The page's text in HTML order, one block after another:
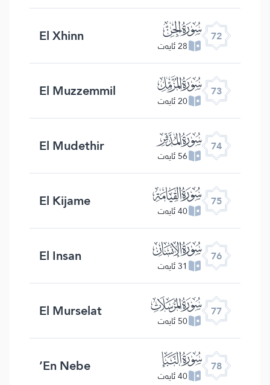
72 ﯵ
28 ئايەت El Xhinn
73 ﯶ
20 ئايەت El Muzzemmil
74 ﯷ
56 ئايەت El Mudethir
75 ﯸ
40 ئايەت El Kijame
76 ﯹ
31 ئايەت El Insan
77 ﯺ
50 ئايەت El Murselat
78 ﯻ
40 ئايەت En Nebe’